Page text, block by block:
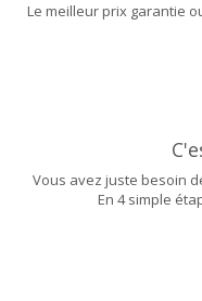
Le meilleur prix garantie
Vous avez juste besoin
En 4 simple